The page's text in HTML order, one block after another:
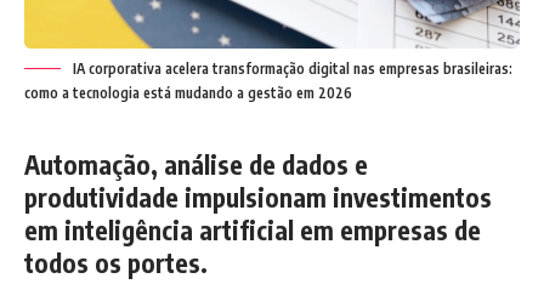
IA corporativa acelera transformação digital nas empresas brasileiras:
como a tecnologia está mudando a gestão em 2026
Automação, análise de dados e
produtividade impulsionam investimentos
em inteligência artificial em empresas de
todos os portes.